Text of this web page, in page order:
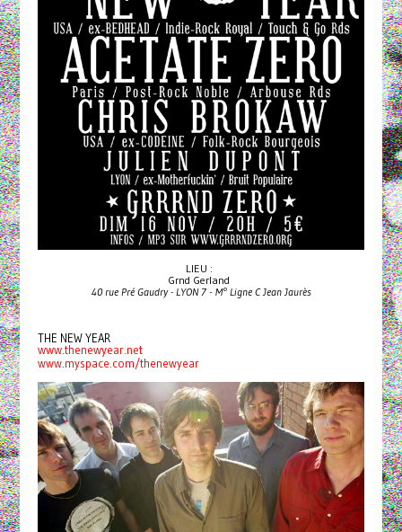
LIEU :
Grnd Gerland
40 rue Pré Gaudry - LYON 7 - M° Ligne C Jean Jaurès
THE NEW YEAR
www.thenewyear.net
www.myspace.com/thenewyear